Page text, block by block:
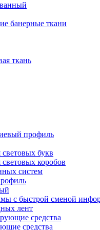
банерные ткани
ткань
профиль
букв
коробов
систем
с быстрой сменой
лент
средства